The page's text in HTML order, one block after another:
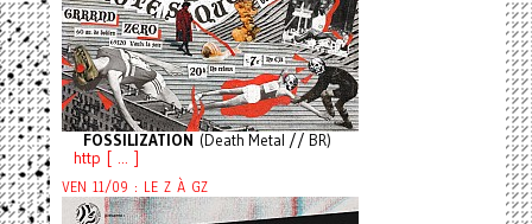
FOSSILIZATION (Death Metal // BR)
http [ ... ]
VEN 11/09 : LE Z À GZ